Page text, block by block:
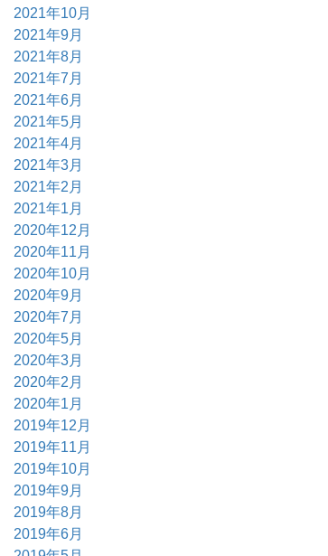
2021年10月
2021年9月
2021年8月
2021年7月
2021年6月
2021年5月
2021年4月
2021年3月
2021年2月
2021年1月
2020年12月
2020年11月
2020年10月
2020年9月
2020年7月
2020年5月
2020年3月
2020年2月
2020年1月
2019年12月
2019年11月
2019年10月
2019年9月
2019年8月
2019年6月